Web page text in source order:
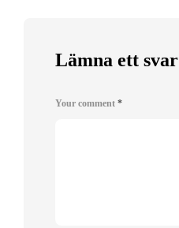
Lämna ett svar
Your comment *